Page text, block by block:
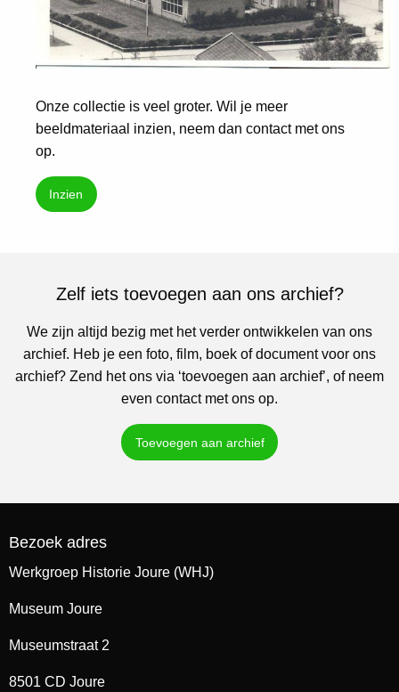
Onze collectie is veel groter. Wil je meer
beeldmateriaal inzien, neem dan contact met ons
op.
Inzien
Zelf iets toevoegen aan ons archief?
We zijn altijd bezig met het verder ontwikkelen van ons
archief. Heb je een foto, film, boek of document voor ons
archief? Zend het ons via ‘toevoegen aan archief’, of neem
even contact met ons op.
Toevoegen aan archief
Bezoek adres
Werkgroep Historie Joure (WHJ)
Museum Joure
Museumstraat 2
8501 CD Joure